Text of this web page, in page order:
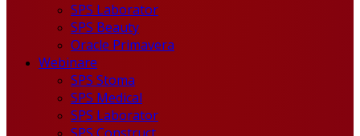
SPS Laborator
SPS Beauty
Oracle Primavera
Webinare
SPS Stoma
SPS Medical
SPS Laborator